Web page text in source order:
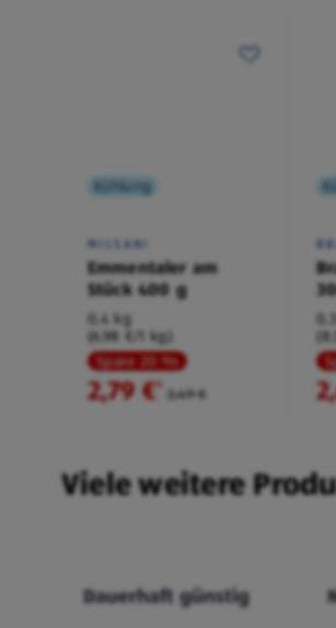
Kühlung
MILSANI
Emmentaler am
Stück 400 g
0,4 kg
(6,98 €/1 kg)
Spare 20 %
2,79 €² 3,49 €
Viele weitere
Dauerhaft günstig